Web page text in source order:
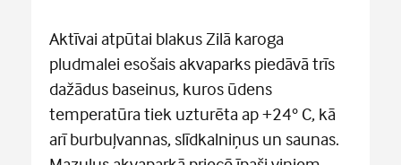
Aktīvai atpūtai blakus Zilā karoga
pludmalei esošais akvaparks piedāvā trīs
dažādus baseinus, kuros ūdens
temperatūra tiek uzturēta ap +24° C, kā
arī burbuļvannas, slīdkalniņus un saunas.